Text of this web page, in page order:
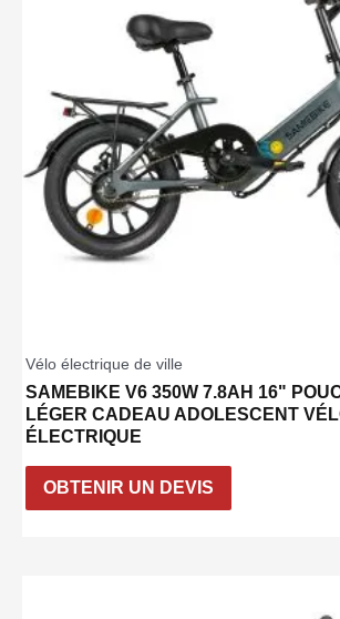
Vélo électrique de ville
SAMEBIKE V6 350W 7.8AH 16"
LÉGER CADEAU ADOLESCENT
ÉLECTRIQUE
OBTENIR UN DEVIS